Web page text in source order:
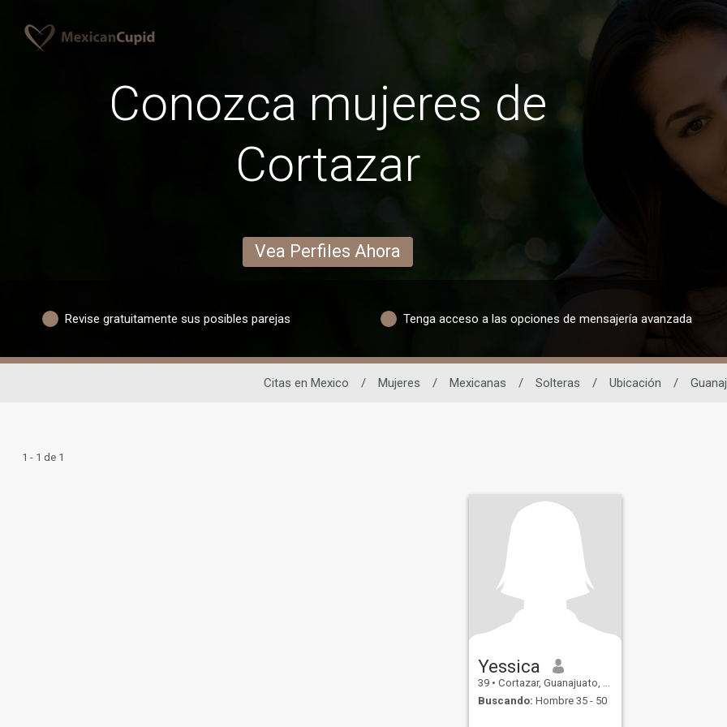
Conozca mujeres de
Cortazar
Vea Perfiles Ahora
Revise gratuitamente sus posibles parejas Tenga acceso a las opciones de mensajería avanzada
Citas en Mexico / Mujeres / Mexicanas / Solteras / Ubicación /
1 - 1 de 1
Yessica
39 • Cortazar, Guanajuato, México
Buscando: Hombre 35 - 50